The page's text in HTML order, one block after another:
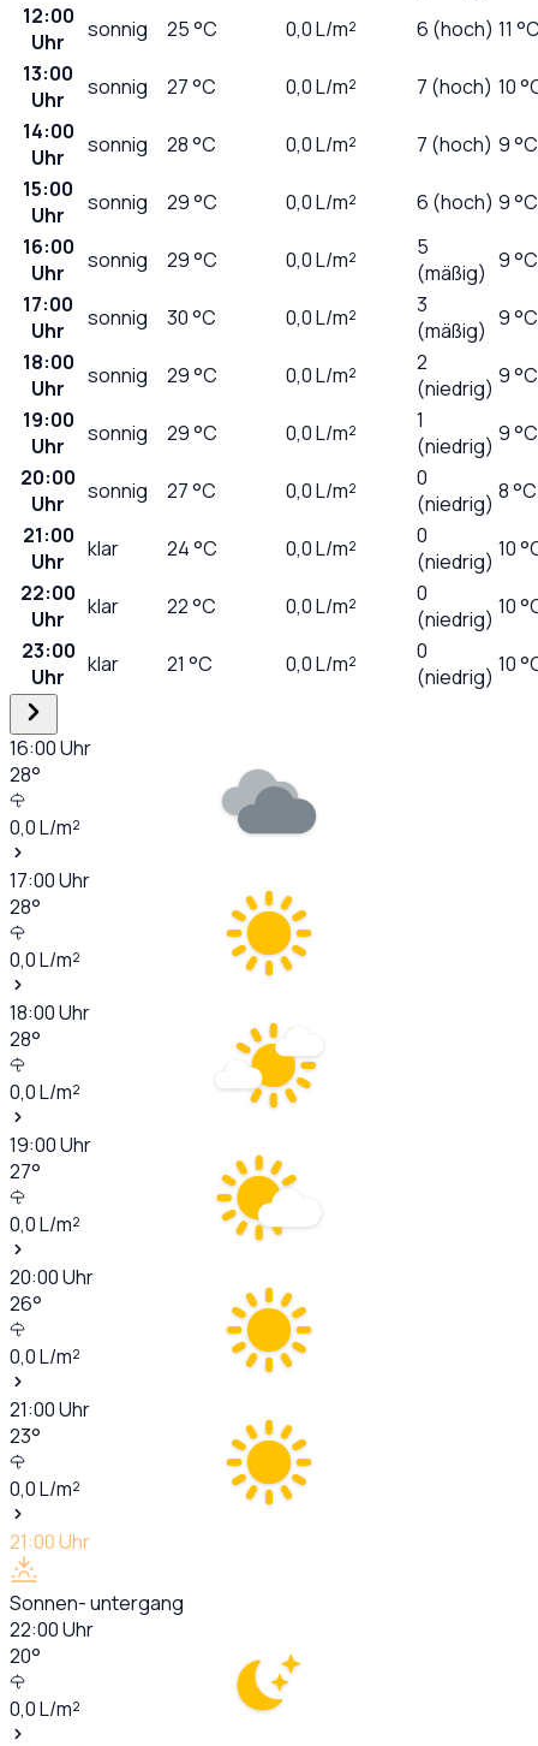
12:00
Uhr
sonnig 25°C 0,0L/m² 6 (hoch) 11
13:00
Uhr
sonnig 27°C 0,0L/m² 7 (hoch) 10
14:00
Uhr
sonnig 28°C 0,0L/m² 7 (hoch) 9 °C
15:00
Uhr
sonnig 29°C 0,0L/m² 6 (hoch) 9 °C
16:00
Uhr
sonnig 29°C 0,0L/m²
5
(mäßig) 9 °C
17:00
Uhr
sonnig 30°C 0,0L/m²
3
(mäßig) 9 °C
18:00
Uhr
sonnig 29°C 0,0L/m²
2
(niedrig) 9 °C
19:00
Uhr
sonnig 29°C 0,0L/m²
1
(niedrig) 9 °C
20:00
Uhr
sonnig 27°C 0,0L/m²
0
(niedrig) 8 °C
21:00
Uhr
klar 24°C 0,0L/m²
0
(niedrig) 10
22:00
Uhr
klar 22°C 0,0L/m²
0
(niedrig) 10
23:00
Uhr
klar 21 °C 0,0L/m²
0
(niedrig) 10
16:00Uhr
28°
0,0L/m²
17:00Uhr
28°
0,0L/m²
18:00Uhr
28°
0,0L/m²
19:00Uhr
27°
0,0L/m²
20:00Uhr
26°
0,0L/m²
21:00Uhr
23°
0,0L/m²
21:00Uhr
Sonnen- untergang
22:00Uhr
20°
0,0L/m²